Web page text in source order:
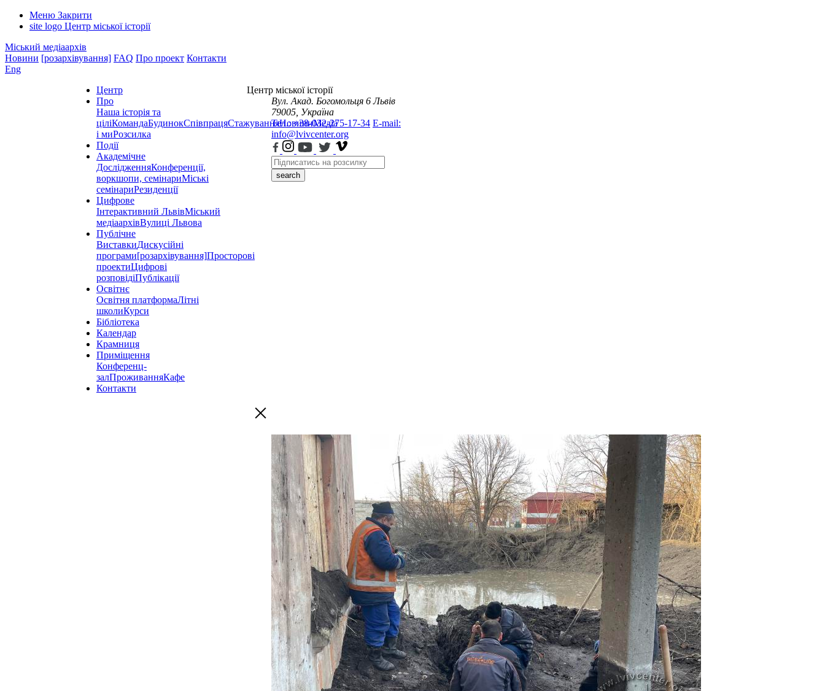
Меню Закрити
site logo Центр міської історії
Міський медіаархів
Новини [розархівування] FAQ Про проект Контакти
Eng
Центр
Про
Наша історія та
ціліКомандаБудинокСпівпрацяСтажуванняНовиниМедіа
і миРозсилка
Події
Академічне
ДослідженняКонференції,
воркшопи, семінариМіські
семінариРезиденції
Цифрове
Інтерактивний ЛьвівМіський
медіаархівВулиці Львова
Публічне
ВиставкиДискусійні
програми[розархівування]Просторові
проектиЦифрові
розповідіПублікації
Освітнє
Освітня платформаЛітні
школиКурси
Бібліотека
Календар
Крамниця
Приміщення
Конференц-
залПроживанняКафе
Контакти
Центр міської історії
Вул. Акад. Богомольця 6 Львів
79005, Україна
Тел.: +38-032-275-17-34 E-mail:
info@lvivcenter.org
search